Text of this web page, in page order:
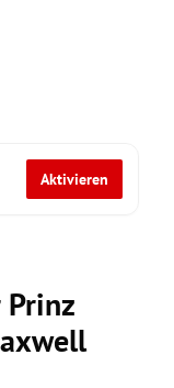
Aktivieren